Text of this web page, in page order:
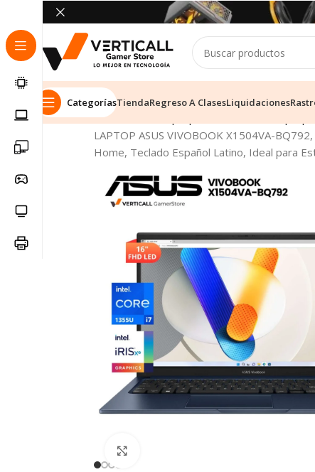
CategoríasTiendaRegreso A ClasesLiquidaciones
Inicio
LAPTOP ASUS VIVOBOOK X1504VA-
Home, Teclado Español Latino, Ideal para